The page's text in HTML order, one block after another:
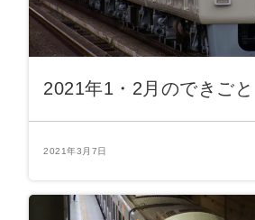
2021年1・2月のできごと
2021年3月7日